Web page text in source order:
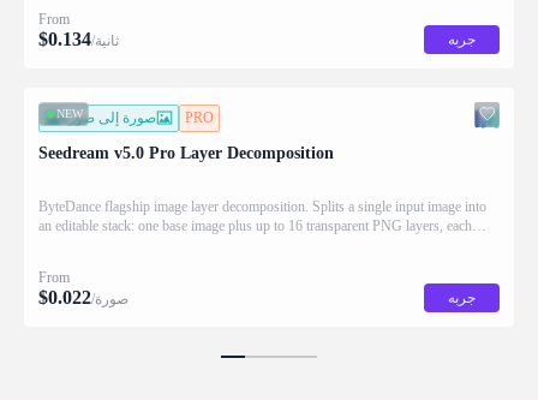
From
$0.134 /ثانية جربه
NEW
صورة إلى صورة PRO
Seedream v5.0 Pro Layer Decomposition
ByteDance flagship image layer decomposition. Splits a single input image into
an editable stack: one base image plus up to 16 transparent PNG layers, each
From
$0.022 /صورة جربه